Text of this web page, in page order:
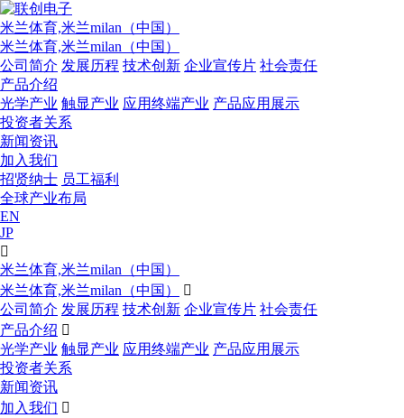
米兰体育,米兰milan（中国）
米兰体育,米兰milan（中国）
公司简介 发展历程 技术创新 企业宣传片 社会责任
产品介绍
光学产业 触显产业 应用终端产业 产品应用展示
投资者关系
新闻资讯
加入我们
招贤纳士 员工福利
全球产业布局
EN
JP

米兰体育,米兰milan（中国）
米兰体育,米兰milan（中国）

公司简介 发展历程 技术创新 企业宣传片 社会责任
产品介绍 
光学产业 触显产业 应用终端产业 产品应用展示
投资者关系
新闻资讯
加入我们 